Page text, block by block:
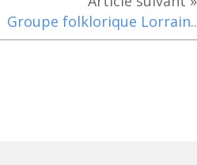
Groupe folklorique Lorrain..